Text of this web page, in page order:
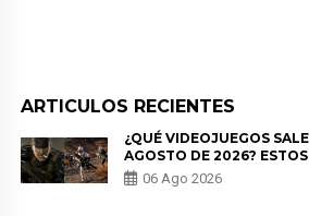
ARTICULOS RECIENTES
¿QUÉ VIDEOJUEGOS
AGOSTO DE 2026?
LOS ESTRENOS MÁS
06 Ago 2026